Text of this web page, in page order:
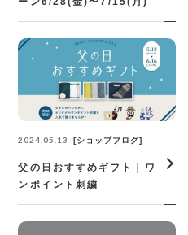
2024.05.13 ショップブログ
父の日おすすめギフト｜ワ
ンポイント刺繍